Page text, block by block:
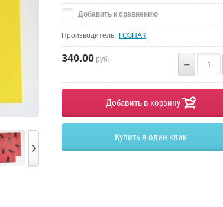
Добавить к сравнению
Производитель: ГОЗНАК
340.00 руб. −
Добавить в корзину
Купить в один клик